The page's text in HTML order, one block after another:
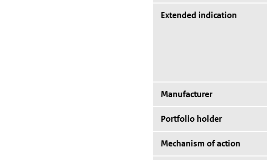
Extended indication
Manufacturer
Portfolio holder
Mechanism of action